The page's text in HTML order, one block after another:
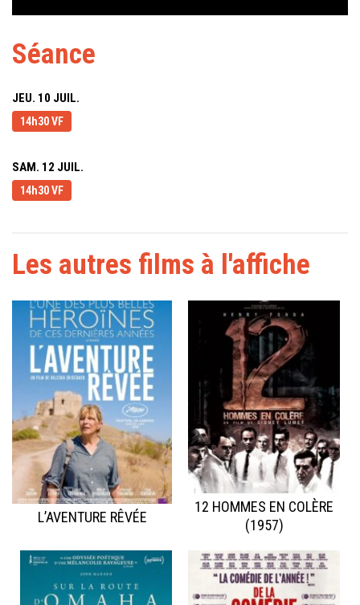
Séance
JEU. 10 JUIL.
14h30 VF
SAM. 12 JUIL.
14h30 VF
Les autres films à l'affiche
L’AVENTURE RÊVÉE
12 HOMMES EN COLÈRE
(1957)